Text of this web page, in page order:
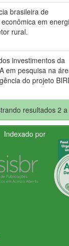
brasileira de
em
rural.
investimentos da
em pesquisa na
do projeto
resultados 2
Indexado por